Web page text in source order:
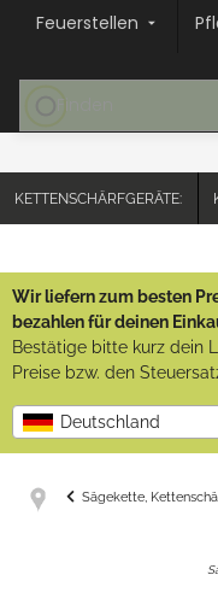
Feuerstellen
KETTENSCHÄRFGERÄTE:
Wir liefern zum besten
bezahlen für deinen
Bestätige bitte kurz dein
Preise bzw. den
Deutschland
Sägekette,